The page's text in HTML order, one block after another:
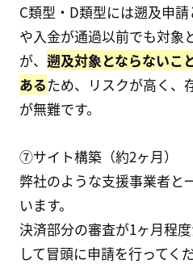
C類型・D類型には遡及申
や入金が通過以前でも対象
が、 遡及対象とならないこ
あるため、リスクが高く、
が無難です。
⑦サイト構築（約2ヶ月）
弊社のような支援事業者と
います。
決済部分の審査が1ヶ月程
して冒頭に申請を行ってく